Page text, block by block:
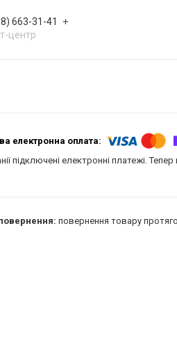
663-31-41
центр
підключені електронні платежі.
повернення товару